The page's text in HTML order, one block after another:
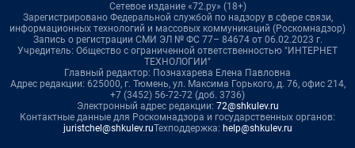
Сетевое издание «72.ру» (18+)
Зарегистрировано Федеральной службой по надзору в сфере связи,
информационных технологий и массовых коммуникаций (Роскомнадзор)
Запись о регистрации СМИ ЭЛ № ФС 77– 84674 от 06.02.2023 г.
Учредитель: Общество с ограниченной ответственностью "ИНТЕРНЕТ
ТЕХНОЛОГИИ"
Главный редактор: Познахарева Елена Павловна
Адрес редакции: 625000, г. Тюмень, ул. Максима Горького, д. 76, офис 214,
+7 (3452) 56-72-72 (доб. 3736)
Электронный адрес редакции: 72@shkulev.ru
Контактные данные для Роскомнадзора и государственных органов:
juristchel@shkulev.ruТехподдержка: help@shkulev.ru